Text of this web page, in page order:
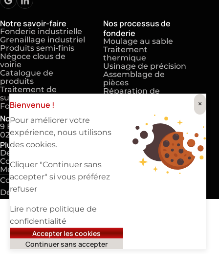
Bienvenue ! ×
Pour améliorer votre
expérience, nous utilisons
des cookies.
Cliquer "Continuer sans
accepter" si vous préférez
refuser
Lire notre politique de
confidentialité
Accepter les cookies
Continuer sans accepter
Notre savoir-faire
Fonderie industrielle
Grenaillage industriel
Produits semi-finis
Négoce clous de
voirie
Catalogue de
produits
Traitement de
surface
Fonderie sur mesure
Nos processus de
fonderie
Moulage au sable
Traitement
thermique
Usinage de précision
Assemblage de
pièces
Réparation de
Nos coordonnées
9 Bis rue de la Mainguais 44470 Carquefou
02 40 30 27 20
Plus d'informations
Demandez un devis
Contactez-nous
Mentions légales
Copyright 2025 ©EVAPI Industrie
Défiler vers le haut